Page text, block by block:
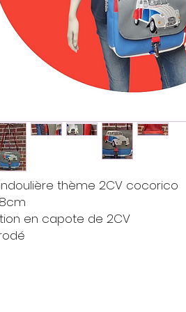
thème 2CV cocorico
en capote de 2CV